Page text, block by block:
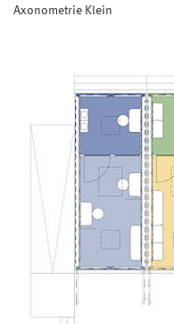
Axonometrie Klein